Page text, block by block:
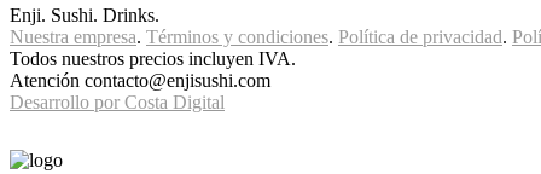
Enji. Sushi. Drinks.
Nuestra empresa. Términos y condiciones. Política de privacidad.
Todos nuestros precios incluyen IVA.
Atención contacto@enjisushi.com
Desarrollo por Costa Digital